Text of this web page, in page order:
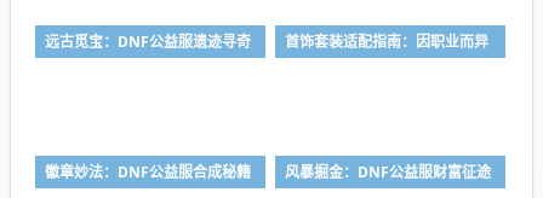
远古觅宝：DNF公益服遗迹寻奇 首饰套装适配指南：因职业而异
徽章妙法：DNF公益服合成秘籍 风暴掘金：DNF公益服财富征途